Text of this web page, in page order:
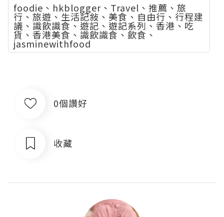
foodie、hkblogger、Travel、推薦、旅
行、旅遊、生活記敍、美食、自由行、行程建
議、識飲識食、遊記、遊記系列、香港、吃
貨、香港美食、識飲識食、飲食、
jasminewithfood
0個讚好
收藏